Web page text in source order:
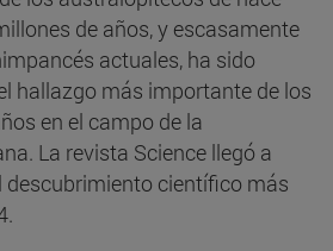
de años, y escasamente
actuales, ha sido
hallazgo más importante de los
en el campo de la
La revista Science llegó a
científico más